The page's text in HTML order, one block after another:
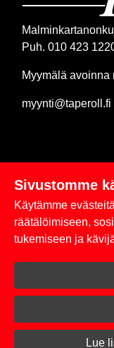
Puh. 010 423
Myymälä avoinna
myynti@taperoll.fi
Linkit
Sivustomme
Käytämme
räätälöimiseen,
tukemiseen ja
Lue